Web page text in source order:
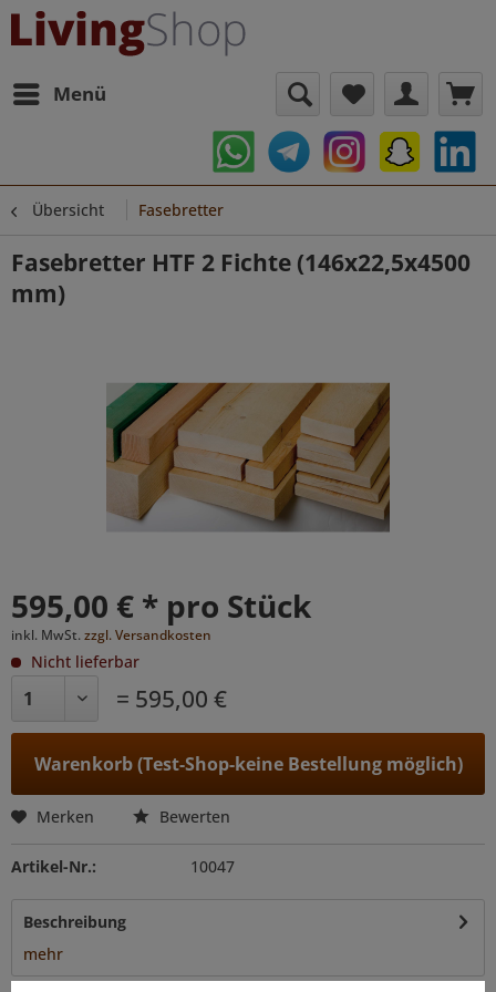
Menü
Übersicht Fasebretter
Fasebretter HTF 2 Fichte (146x22,5x4500
mm)
595,00 € * pro Stück
inkl. MwSt. zzgl. Versandkosten
Nicht lieferbar
= 595,00 €
Warenkorb (Test-Shop-keine Bestellung möglich)
Merken Bewerten
Artikel-Nr.: 10047
Beschreibung
mehr